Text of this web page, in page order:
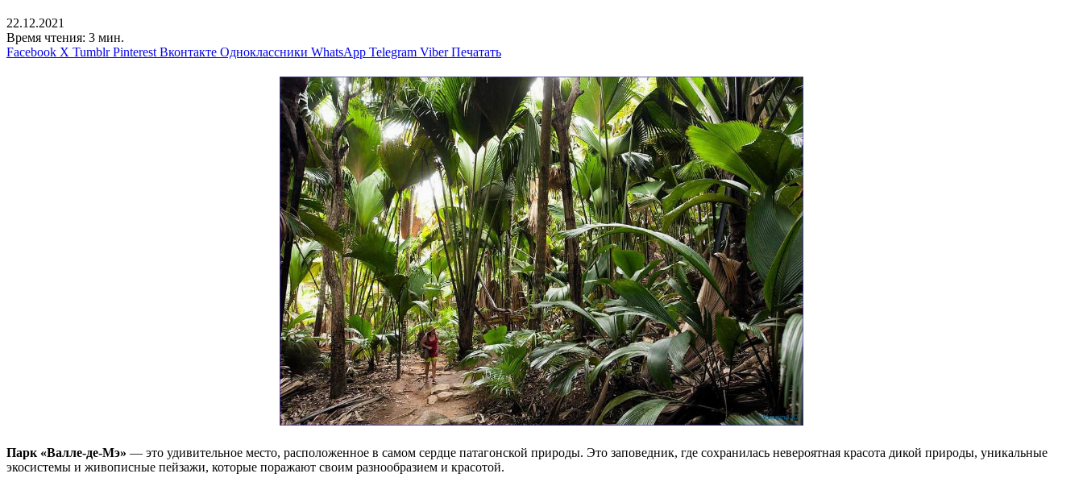
22.12.2021
Время чтения: 3 мин.
Facebook X Tumblr Pinterest Вконтакте Одноклассники WhatsApp Telegram Viber Печатать
Парк «Валле-де-Мэ» — это удивительное место, расположенное в самом сердце патагонской природы. Это заповедник, где сохранилась невероятная красота дикой природы, уникальные
экосистемы и живописные пейзажи, которые поражают своим разнообразием и красотой.